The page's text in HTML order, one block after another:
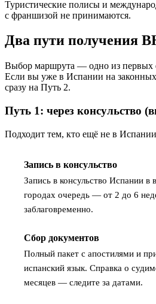
Туристические полисы и
с франшизой не принимаются.
Два пути получения
Выбор маршрута — одно из первых
Если вы уже в Испании на
сразу на Путь 2.
Путь 1: через консульство
Подходит тем, кто ещё не в
Запись в консульство
Запись в консульство Испании
городах очередь — от 2 до 6
заблаговременно.
Сбор документов
Полный пакет с апостилями и
испанский язык. Справка о
месяцев — следите за датами.